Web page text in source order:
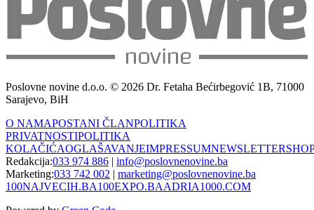
Poslovne novine d.o.o. © 2026 Dr. Fetaha Bećirbegović 1B, 71000
Sarajevo, BiH
O NAMAPOSTANI ČLANPOLITIKA
PRIVATNOSTIPOLITIKA
KOLAČIĆAOGLAŠAVANJEIMPRESSUMNEWSLETTER
Redakcija:033 974 886 | info@poslovnenovine.ba
Marketing:033 742 002 | marketing@poslovnenovine.ba
100NAJVECIH.BA100EXPO.BAADRIA1000.COM